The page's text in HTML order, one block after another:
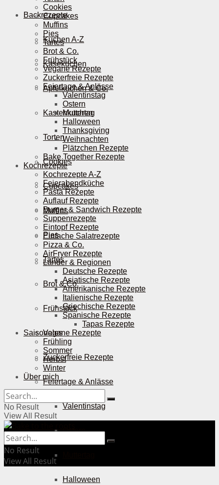
Backrezepte
Kuchen A-Z
Käsekuchen
Apfelkuchen & Co.
Kastenkuchen
Torten
Cookies
Cupcakes
Muffins
Pies
Tartes
Brot & Co.
Frühstück
Vegane Rezepte
Zuckerfreie Rezepte
Feiertage & Anlässe
Valentinstag
Ostern
Halloween
Cookies
Cupcakes
Muffins
Pies
Tartes
Brot & Co.
Frühstück
Vegane Rezepte
Zuckerfreie Rezepte
Feiertage & Anlässe
Valentinstag
Ostern
Muttertag
Halloween
Thanksgiving
Weihnachten
Plätzchen Rezepte
Bake Together Rezepte
Kochrezepte
Kochrezepte A-Z
Feierabendküche
Pasta Rezepte
Auflauf Rezepte
Burger & Sandwich Rezepte
Suppenrezepte
Eintopf Rezepte
Einfache Salatrezepte
Pizza & Co.
AirFryer Rezepte
Länder & Regionen
Deutsche Rezepte
Asiatische Rezepte
Amerikanische Rezepte
Italienische Rezepte
Griechische Rezepte
Spanische Rezepte
Tapas Rezepte
Saisonales
Frühling
Sommer
Herbst
Winter
Über mich
No Result
View All Result
No Result
View All Result